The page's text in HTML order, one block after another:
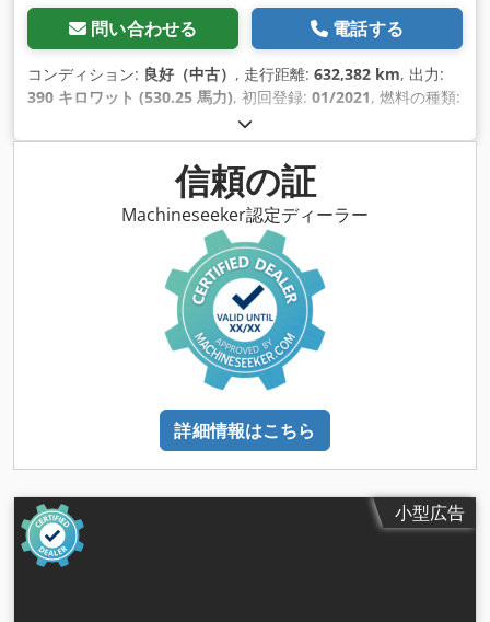
問い合わせる 電話する
コンディション: 良好（中古） , 走行距離: 632,382 km, 出力:
390 キロワット (530.25 馬力), 初回登録: 01/2021, 燃料の種類:
385/65R22,5
ホイールベース:3,700 mm, 燃料:ディーゼル, ブレーキ:リタ
デイキャブ , 変速方式:
, 排出クラス:ユーロ6, サスペンション:
, 全幅:2,550 mm, 全高:3,820 mm, 製造年:
ABS（アンチロック・ブレーキ・システム）, エアコン,
クルーズコントロール, シートヒーター, セントラルロック, ト
ラクションコントロール, ナビゲーションシステム, パーキング
ヒーター, ブルートゥース, リターダ, 電動ウィンドウ調節, 電動
信頼の証
Machineseeker認定ディーラー
詳細情報はこちら
小型広告